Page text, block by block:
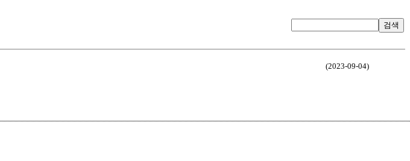
검색
(2023-09-04)